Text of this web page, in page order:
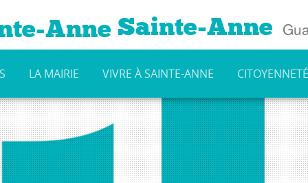
Sainte-Anne
LA MAIRIE VIVRE À SAINTE-ANNE CITOYENNETÉ